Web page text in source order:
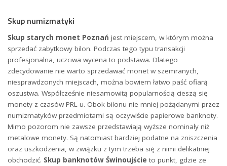
Skup numizmatyki
Skup starych monet Poznań jest miejscem, w którym można
sprzedać zabytkowy bilon. Podczas tego typu transakcji
profesjonalna, uczciwa wycena to podstawa. Dlatego
zdecydowanie nie warto sprzedawać monet w szemranych,
niesprawdzonych miejscach, można bowiem łatwo paść ofiarą
oszustwa. Współcześnie niesamowitą popularnością cieszą się
monety z czasów PRL-u. Obok bilonu nie mniej pożądanymi przez
numizmatyków przedmiotami są oczywiście papierowe banknoty.
Mimo pozorom nie zawsze przedstawiają wyższe nominały niż
metalowe monety. Są natomiast bardziej podatne na zniszczenia
oraz uszkodzenia, w związku z tym trzeba się z nimi delikatniej
obchodzić. Skup banknotów Świnoujście to punkt, gdzie ze